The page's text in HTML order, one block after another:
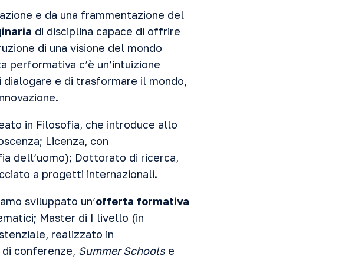
e da una frammentazione del
di disciplina capace di offrire
di una visione del mondo
c’è un’intuizione
e di trasformare il mondo,
in Filosofia, che introduce allo
Licenza, con
dell’uomo); Dottorato di ricerca,
a progetti internazionali.
sviluppato un’offerta formativa
Master di I livello (in
realizzato in
di conferenze, Summer Schools e